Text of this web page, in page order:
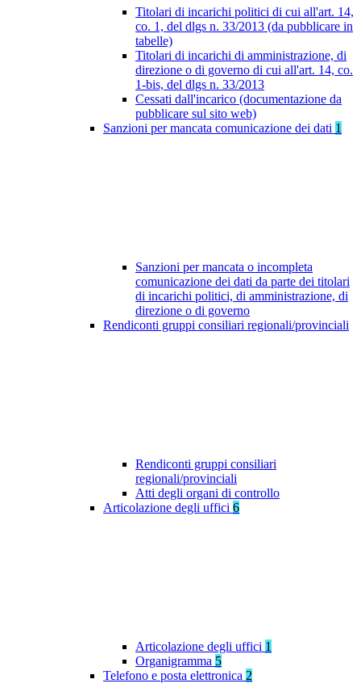
Titolari di incarichi politici di cui all'art. 14,
co. 1, del dlgs n. 33/2013 (da pubblicare in
tabelle)
Titolari di incarichi di amministrazione, di
direzione o di governo di cui all'art. 14, co.
1-bis, del dlgs n. 33/2013
Cessati dall'incarico (documentazione da
pubblicare sul sito web)
Sanzioni per mancata comunicazione dei dati 1
Sanzioni per mancata o incompleta
comunicazione dei dati da parte dei titolari
di incarichi politici, di amministrazione, di
direzione o di governo
Rendiconti gruppi consiliari regionali/provinciali
Rendiconti gruppi consiliari
regionali/provinciali
Atti degli organi di controllo
Articolazione degli uffici 6
Articolazione degli uffici 1
Organigramma 5
Telefono e posta elettronica 2